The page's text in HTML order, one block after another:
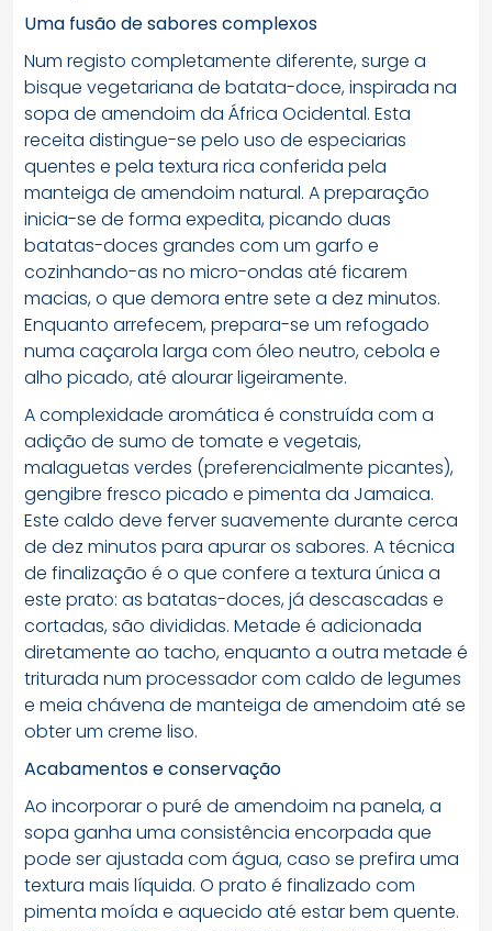
Uma fusão de sabores complexos
Num registo completamente diferente, surge a
bisque vegetariana de batata-doce, inspirada na
sopa de amendoim da África Ocidental. Esta
receita distingue-se pelo uso de especiarias
quentes e pela textura rica conferida pela
manteiga de amendoim natural. A preparação
inicia-se de forma expedita, picando duas
batatas-doces grandes com um garfo e
cozinhando-as no micro-ondas até ficarem
macias, o que demora entre sete a dez minutos.
Enquanto arrefecem, prepara-se um refogado
numa caçarola larga com óleo neutro, cebola e
alho picado, até alourar ligeiramente.
A complexidade aromática é construída com a
adição de sumo de tomate e vegetais,
malaguetas verdes (preferencialmente picantes),
gengibre fresco picado e pimenta da Jamaica.
Este caldo deve ferver suavemente durante cerca
de dez minutos para apurar os sabores. A técnica
de finalização é o que confere a textura única a
este prato: as batatas-doces, já descascadas e
cortadas, são divididas. Metade é adicionada
diretamente ao tacho, enquanto a outra metade é
triturada num processador com caldo de legumes
e meia chávena de manteiga de amendoim até se
obter um creme liso.
Acabamentos e conservação
Ao incorporar o puré de amendoim na panela, a
sopa ganha uma consistência encorpada que
pode ser ajustada com água, caso se prefira uma
textura mais líquida. O prato é finalizado com
pimenta moída e aquecido até estar bem quente.